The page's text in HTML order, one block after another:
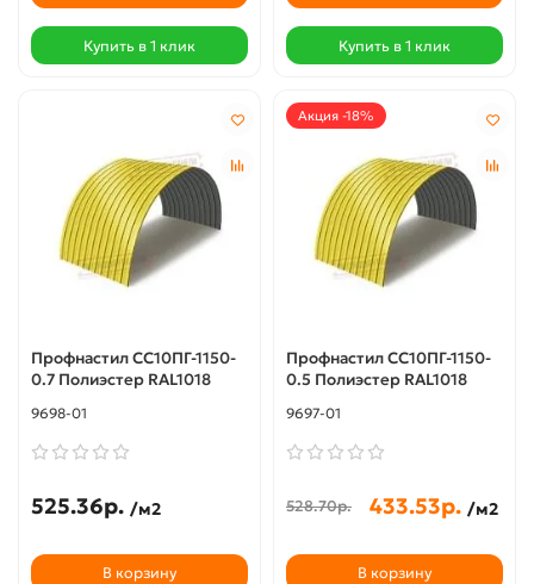
Купить в 1 клик Купить в 1 клик
Профнастил СС10ПГ-1150-
0.7 Полиэстер RAL1018
9698-01
525.36р. /м2
В корзину
Акция -18%
Профнастил СС10ПГ-1150-
0.5 Полиэстер RAL1018
9697-01
528.70р. 433.53р. /м2
В корзину